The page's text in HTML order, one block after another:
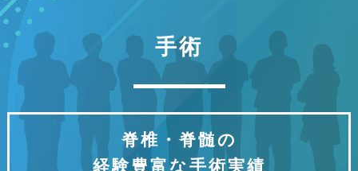
手術
脊椎・脊髄の
経験豊富な手術実績